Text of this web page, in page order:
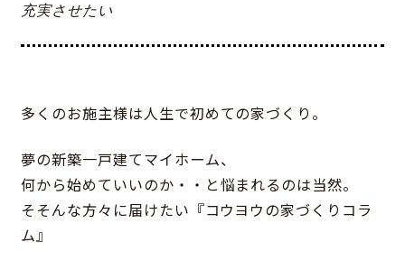
充実させたい
多くのお施主様は人生で初めての家づくり。
夢の新築一戸建てマイホーム、
何から始めていいのか・・と悩まれるのは当然。
そそんな方々に届けたい『コウヨウの家づくりコラ
ム』